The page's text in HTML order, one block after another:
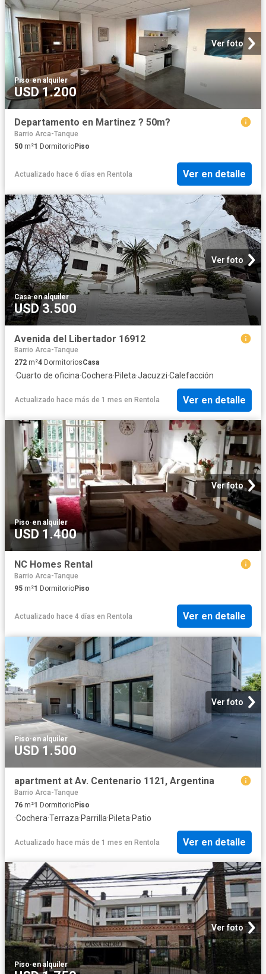
Ver foto
Piso·en alquiler
USD 1.200
Departamento en Martinez ? 50m?
Barrio Arca-Tanque
50 m²1 DormitorioPiso
Actualizado hace 6 días en Rentola Ver en detalle
Ver foto
Casa·en alquiler
USD 3.500
Avenida del Libertador 16912
Barrio Arca-Tanque
272 m²4 DormitoriosCasa
·Cuarto de oficina·Cochera·Pileta·Jacuzzi·Calefacción
Actualizado hace más de 1 mes en Rentola Ver en detalle
Ver foto
Piso·en alquiler
USD 1.400
NC Homes Rental
Barrio Arca-Tanque
95 m²1 DormitorioPiso
Actualizado hace 4 días en Rentola Ver en detalle
Ver foto
Piso·en alquiler
USD 1.500
apartment at Av. Centenario 1121, Argentina
Barrio Arca-Tanque
76 m²1 DormitorioPiso
·Cochera·Terraza·Parrilla·Pileta·Patio
Actualizado hace más de 1 mes en Rentola Ver en detalle
Ver foto
Piso·en alquiler